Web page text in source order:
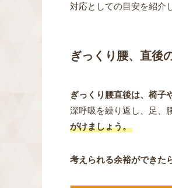
対応としての目安を紹介
ぎっくり腰、直後
ぎっくり腰直後は、椅子
深呼吸を繰り返し、足、
がけましょう。
考えられる余裕ができた